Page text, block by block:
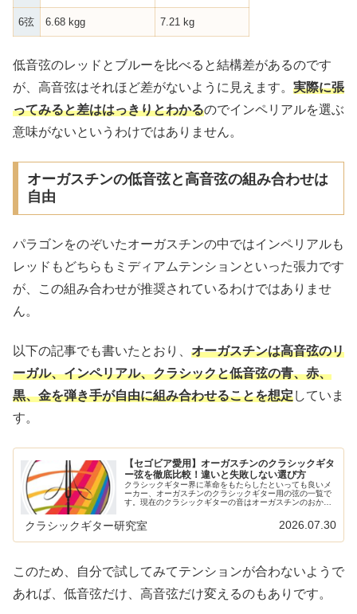
6弦 6.68 kgg 7.21 kg
低音弦のレッドとブルーを比べると結構差があるのです
が、高音弦はそれほど差がないように見えます。 実際に張
ってみると差ははっきりとわかるのでインペリアルを選ぶ
意味がないというわけではありません。
オーガスチンの低音弦と高音弦の組み合わせは
自由
パラゴンをのぞいたオーガスチンの中ではインペリアルも
レッドもどちらもミディアムテンションといった張力です
が、この組み合わせが推奨されているわけではありませ
ん。
以下の記事でも書いたとおり、 オーガスチンは高音弦のリ
ーガル、インペリアル、クラシックと低音弦の青、赤、
黒、金を弾き手が自由に組み合わせることを想定していま
す。
【セゴビア愛用】オーガスチンのクラシックギタ
ー弦を徹底比較！違いと失敗しない選び方
クラシックギター界に革命をもたらしたといっても良いメ
ーカー、オーガスチンのクラシックギター用の弦の一覧で
す。現在のクラシックギターの音はオーガスチンのおかげ
ことを最初に行ったのがオーガスチ…
クラシックギター研究室 2026.07.30
このため、自分で試してみてテンションが合わないようで
あれば、低音弦だけ、高音弦だけ変えるのもありです。